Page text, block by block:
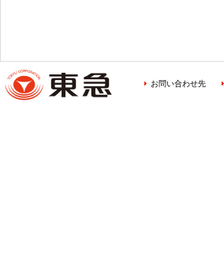
お問い合わせ先